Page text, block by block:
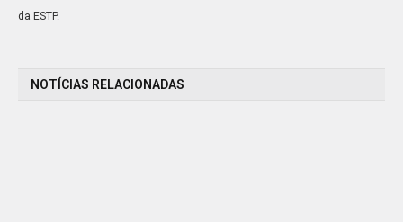
da ESTP.
NOTÍCIAS RELACIONADAS